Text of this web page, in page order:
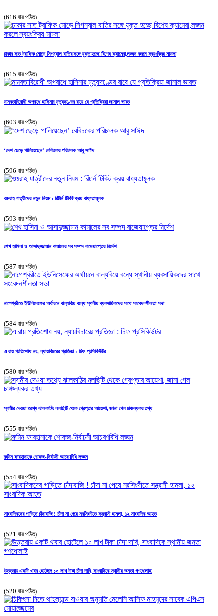
(616 বার পঠিত)
ঢাকার সাত ট্রাফিক মোড়ে সিগন্যাল বাতির সঙ্গে যুক্ত হচ্ছে বিশেষ ক্যামেরা,লঙ্ঘন করলে স্বয়ংক্রিয় মামলা
(615 বার পঠিত)
মানবতাবিরোধী অপরাধে হাসিনার মৃত্যুদণ্ডের রায়ে যে প্রতিক্রিয়া জানাল ভারত
(603 বার পঠিত)
‘দেশ ছেড়ে পালিয়েছেন’ বেবিচকের পরিচালক আবু সাঈদ
(596 বার পঠিত)
ওমরাহ যাত্রীদের নতুন নিয়ম : রিটার্ন টিকিট ক্রয় বাধ্যতামূলক
(593 বার পঠিত)
শেখ হাসিনা ও আসাদুজ্জামান কামালের সব সম্পদ বাজেয়াপ্তের নির্দেশ
(587 বার পঠিত)
নাগেশ্বরীতে ইউনিসেফের অর্থায়নে বাল্যবিয়ে বন্ধে স্থানীয় ব্যবসায়িকদের সাথে সংবেদনশীলতা সভা
(584 বার পঠিত)
এ রায় প্রতিশোধ নয়, ন্যায়বিচারের প্রতিজ্ঞা : চিফ প্রসিকিউটর
(580 বার পঠিত)
স্বামীর দেওয়া তথ্যে ঝালকাঠির নলছিটি থেকে গ্রেপ্তার আয়েশা, জানা গেল চাঞ্চল্যকর তথ্য
(555 বার পঠিত)
রুমিন ফারহানাকে শোকজ-নির্বাচনী আচরণবিধি লঙ্ঘন
(554 বার পঠিত)
সাংবাদিকদের গাড়িতে চাঁদাবাজি ! চাঁদা না পেয়ে নরসিংদীতে সন্ত্রাসী হামলা, ১২ সাংবাদিক আহত
(521 বার পঠিত)
উত্তরায় একটি খাবার হোটেলে ১০ লাখ টাকা চাঁদা দাবি, সাংবাদিকে স্থানীয় জনতা গণধোলাই
(520 বার পঠিত)